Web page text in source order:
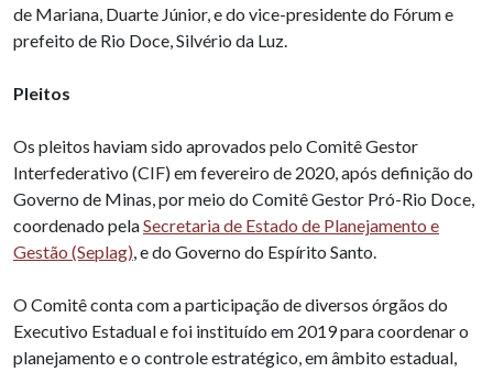
de Mariana, Duarte Júnior, e do vice-presidente do Fórum e
prefeito de Rio Doce, Silvério da Luz.
Pleitos
Os pleitos haviam sido aprovados pelo Comitê Gestor
Interfederativo (CIF) em fevereiro de 2020, após definição do
Governo de Minas, por meio do Comitê Gestor Pró-Rio Doce,
coordenado pelaSecretaria de Estado de Planejamento e
Gestão (Seplag), e do Governo do Espírito Santo.
O Comitê conta com a participação de diversos órgãos do
Executivo Estadual e foi instituído em 2019 para coordenar o
planejamento e o controle estratégico, em âmbito estadual,